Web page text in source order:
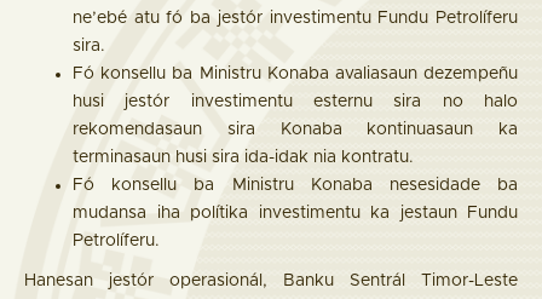
ne’ebé atu fó ba jestór investimentu Fundu Petrolíferu
sira.
Fó konsellu ba Ministru Konaba avaliasaun dezempeñu
husi jestór investimentu esternu sira no halo
rekomendasaun sira Konaba kontinuasaun ka
terminasaun husi sira ida-idak nia kontratu.
Fó konsellu ba Ministru Konaba nesesidade ba
mudansa iha polítika investimentu ka jestaun Fundu
Petrolíferu.
Hanesan jestór operasionál, Banku Sentrál Timor-Leste